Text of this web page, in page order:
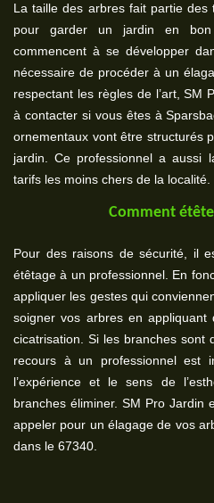
La taille des arbres fait partie des
pour garder un jardin en
commencent à se développer
nécessaire de procéder à un
respectant les règles de l’art, SM
à contacter si vous êtes à
ornementaux vont être structurés
jardin. Ce professionnel a aussi
tarifs les moins chers de la localité.
Comment
Pour des raisons de sécurité, il
étêtage à un professionnel. En
appliquer les gestes qui
soigner vos arbres en appliquant
cicatrisation. Si les branches sont
recours à un professionnel est
l’expérience et le sens de
branches éliminer. SM Pro Jardin
appeler pour un élagage de vos
dans le 67340.